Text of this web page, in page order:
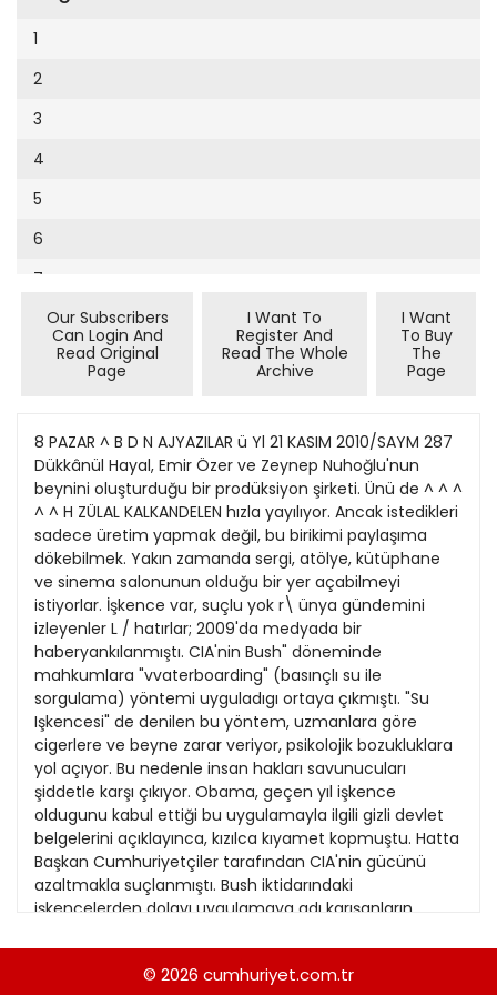
Cumhuriyet Sağlıklı Beslenme
Cumhuriyet Sokak
Cumhuriyet Spor
Cumhuriyet Strateji
Cumhuriyet Tarım
Cumhuriyet Yılbaşı
Çerçeve Eki
Dergi Eki
Ekonomi Eki
Evleniyoruz
Güney Dogu
Kitap Eki
Özel Ekler
Özel Okullar
Sevgililer Günü
Siyaset Eki
Sürdürülebilir yaşam
Turizm Eki
Yerel Yönetimler
1994
1991
1990
1989
1988
1987
1986
1985
1984
1983
1982
1981
1980
9
10
11
12
13
14
15
16
19
20
21
22
23
24
25
26
27
28
29
30
1
2
3
4
5
6
7
11
12
13
14
15
16
17
18
20
21
22
23
Our Subscribers
Can Login And
Read Original
Page
I Want To
Register And
Read The Whole
Archive
I Want
To Buy
The
Page
8 PAZAR ^ B D N AJYAZILAR ü Yl 21 KASIM 2010/SAYM 287
Dükkânül Hayal, Emir Özer ve Zeynep Nuhoğlu'nun
beynini oluşturduğu bir prodüksiyon şirketi. Ünü de ^ ^ ^
^ ^ H ZÜLAL KALKANDELEN hızla yayılıyor. Ancak istedikleri
sadece üretim yapmak değil, bu birikimi paylaşıma
dökebilmek. Yakın zamanda sergi, atölye, kütüphane
ve sinema salonunun olduğu bir yer açabilmeyi
istiyorlar. İşkence var, suçlu yok r\ ünya gündemini
izleyenler L / hatırlar; 2009'da medyada bir
haberyankılanmıştı. CIA'nin Bush" döneminde
mahkumlara "vvaterboarding" (basınçlı su ile
sorgulama) yöntemi uyguladıgı ortaya çıkmıştı. "Su
Işkencesi" de denilen bu yöntem, uzmanlara göre
cigerlere ve beyne zarar veriyor, psikolojik bozukluklara
yol açıyor. Bu nedenle insan hakları savunucuları
şiddetle karşı çıkıyor. Obama, geçen yıl işkence
oldugunu kabul ettiği bu uygulamayla ilgili gizli devlet
belgelerini açıklayınca, kızılca kıyamet kopmuştu. Hatta
Başkan Cumhuriyetçiler tarafından CIA'nin gücünü
azaltmakla suçlanmıştı. Bush iktidarındaki
işkencelerden dolayı uygulamaya adı karışanların
"intikamı bırakalım, gelecege bakalım" türünden laflar
etmişti. Ona göre; işkenceyl, Bush yönetiminln
© 2026 cumhuriyet.com.tr